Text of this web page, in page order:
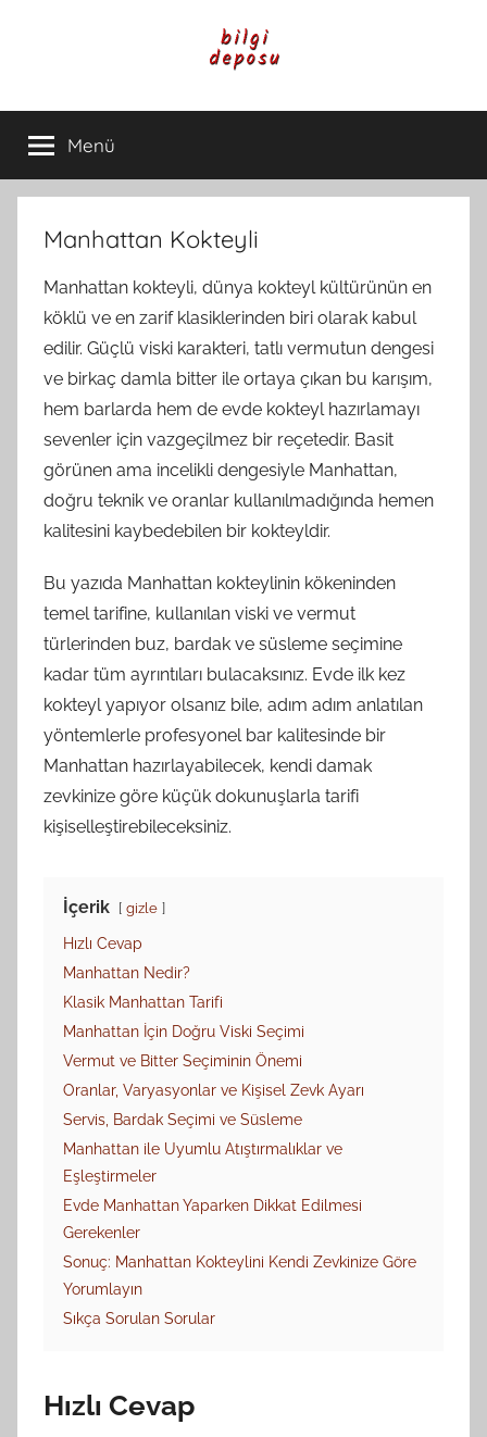
Bilgi
Deposu
Günlük
Yaşam
ve
Rehber
İçerikleri
Menü
Manhattan Kokteyli
Manhattan kokteyli, dünya kokteyl kültürünün en
köklü ve en zarif klasiklerinden biri olarak kabul
edilir. Güçlü viski karakteri, tatlı vermutun dengesi
ve birkaç damla bitter ile ortaya çıkan bu karışım,
hem barlarda hem de evde kokteyl hazırlamayı
sevenler için vazgeçilmez bir reçetedir. Basit
görünen ama incelikli dengesiyle Manhattan,
doğru teknik ve oranlar kullanılmadığında hemen
kalitesini kaybedebilen bir kokteyldir.
Bu yazıda Manhattan kokteylinin kökeninden
temel tarifine, kullanılan viski ve vermut
türlerinden buz, bardak ve süsleme seçimine
kadar tüm ayrıntıları bulacaksınız. Evde ilk kez
kokteyl yapıyor olsanız bile, adım adım anlatılan
yöntemlerle profesyonel bar kalitesinde bir
Manhattan hazırlayabilecek, kendi damak
zevkinize göre küçük dokunuşlarla tarifi
kişiselleştirebileceksiniz.
İçerik gizle
Hızlı Cevap
Manhattan Nedir?
Klasik Manhattan Tarifi
Manhattan İçin Doğru Viski Seçimi
Vermut ve Bitter Seçiminin Önemi
Oranlar, Varyasyonlar ve Kişisel Zevk Ayarı
Servis, Bardak Seçimi ve Süsleme
Manhattan ile Uyumlu Atıştırmalıklar ve
Eşleştirmeler
Evde Manhattan Yaparken Dikkat Edilmesi
Gerekenler
Sonuç: Manhattan Kokteylini Kendi Zevkinize Göre
Yorumlayın
Sıkça Sorulan Sorular
Hızlı Cevap